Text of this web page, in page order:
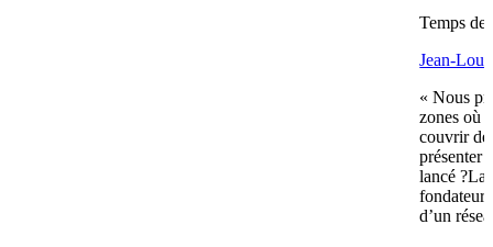
Temps de
Jean-
« Nous
zones où
couvrir de
présenter
lancé ?La
d’un